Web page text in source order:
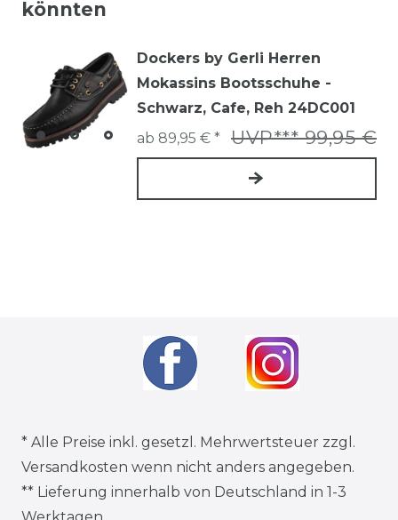
könnten
Dockers by Gerli Herren
Mokassins Bootsschuhe -
Schwarz, Cafe, Reh 24DC001
UVP*** 99,95 €
ab 89,95 € *
* Alle Preise inkl. gesetzl. Mehrwertsteuer zzgl.
Versandkosten wenn nicht anders angegeben.
** Lieferung innerhalb von Deutschland in 1-3